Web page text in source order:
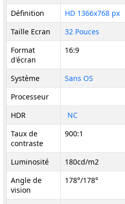
Définition
HD 1366x768 px
Taille Ecran
32 Pouces
Format
d'écran
16:9
Système
Sans OS
Processeur
HDR
NC
Taux de
contraste
900:1
Luminosité
180cd/m2
Angle de
vision
178°/178°